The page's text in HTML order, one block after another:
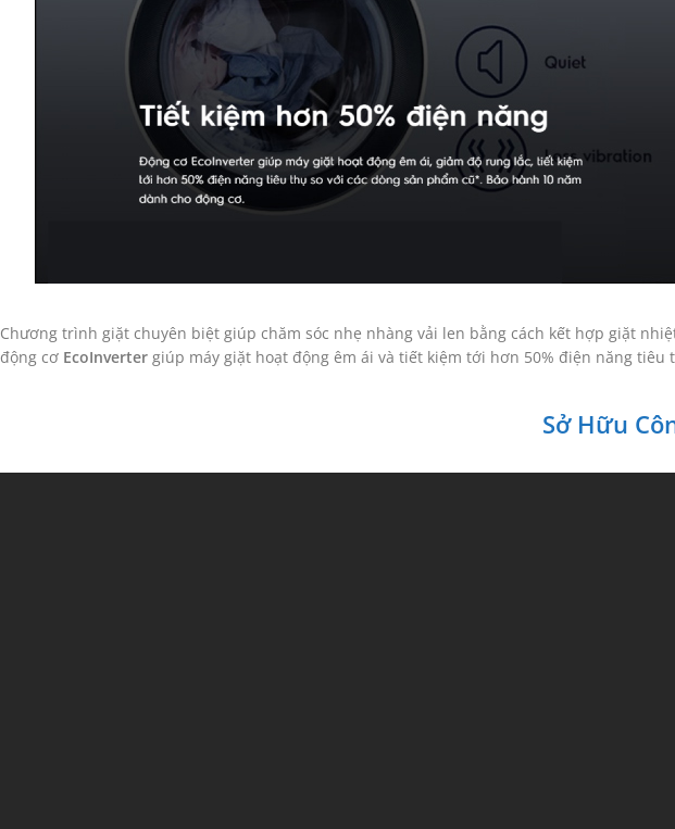
Chương trình giặt chuyên biệt giúp chăm sóc nhẹ nhàng vải len bằng cách kết hợp giặt
động cơ EcoInverter giúp máy giặt hoạt động êm ái và tiết kiệm tới hơn 50% điện năng
Sở Hữu